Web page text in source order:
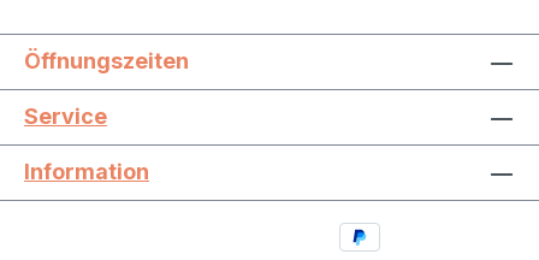
Öffnungszeiten
Service
Information